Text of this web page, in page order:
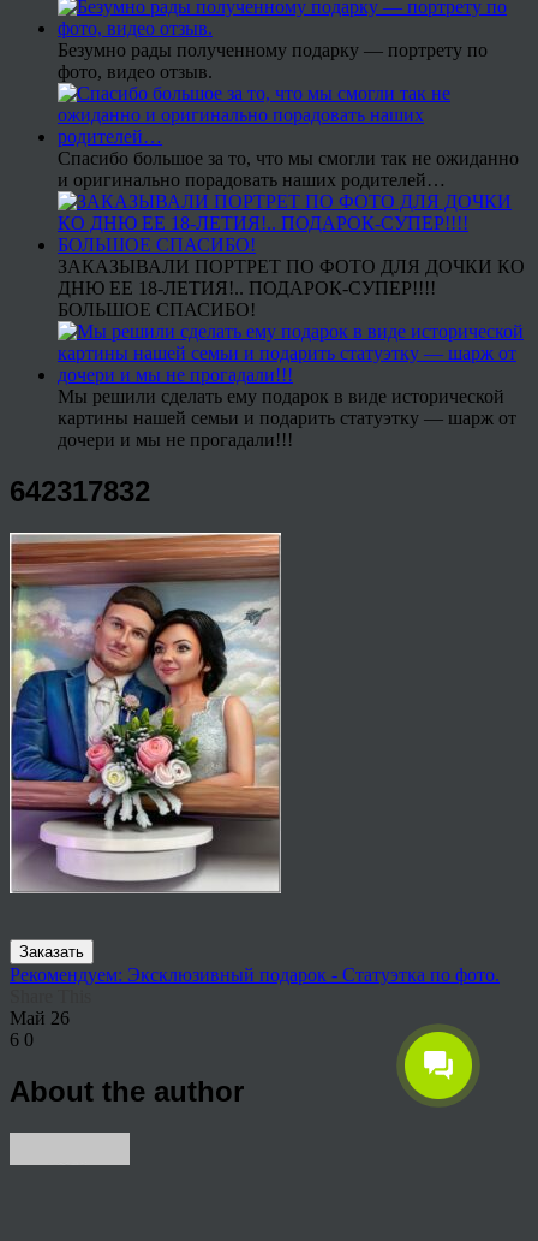
Безумно рады полученному подарку — портрету по
фото, видео отзыв.
Спасибо большое за то, что мы смогли так не ожиданно
и оригинально порадовать наших родителей…
ЗАКАЗЫВАЛИ ПОРТРЕТ ПО ФОТО ДЛЯ ДОЧКИ КО
ДНЮ ЕЕ 18-ЛЕТИЯ!.. ПОДАРОК-СУПЕР!!!!
БОЛЬШОЕ СПАСИБО!
Мы решили сделать ему подарок в виде исторической
картины нашей семьи и подарить статуэтку — шарж от
дочери и мы не прогадали!!!
642317832
Заказать
Рекомендуем: Эксклюзивный подарок - Статуэтка по фото.
Май 26
6 0
About the author